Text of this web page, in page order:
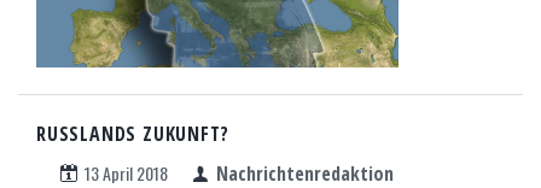
RUSSLANDS ZUKUNFT?
13 April 2018 Nachrichtenredaktion